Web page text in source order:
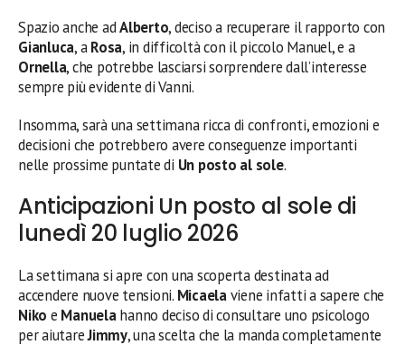
Spazio anche adAlberto, deciso a recuperare il rapporto con
Gianluca, aRosa, in difficoltà con il piccolo Manuel, e a
Ornella, che potrebbe lasciarsi sorprendere dall’interesse
sempre più evidente di Vanni.
Insomma, sarà una settimana ricca di confronti, emozioni e
decisioni che potrebbero avere conseguenze importanti
nelle prossime puntate di Un posto al sole.
Anticipazioni Un posto al sole di
lunedì 20 luglio 2026
La settimana si apre con una scoperta destinata ad
accendere nuove tensioni. Micaelaviene infatti a sapere che
Niko e Manuelahanno deciso di consultare uno psicologo
per aiutareJimmy, una scelta che la manda completamente